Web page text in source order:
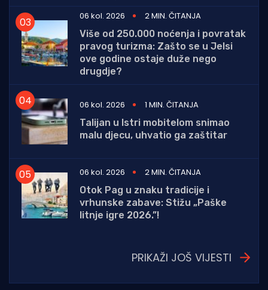
06 kol. 2026
2 MIN. ČITANJA
Više od 250.000 noćenja i povratak
pravog turizma: Zašto se u Jelsi
ove godine ostaje duže nego
drugdje?
06 kol. 2026
1 MIN. ČITANJA
Talijan u Istri mobitelom snimao
malu djecu, uhvatio ga zaštitar
06 kol. 2026
2 MIN. ČITANJA
Otok Pag u znaku tradicije i
vrhunske zabave: Stižu „Paške
litnje igre 2026.”!
PRIKAŽI JOŠ VIJESTI